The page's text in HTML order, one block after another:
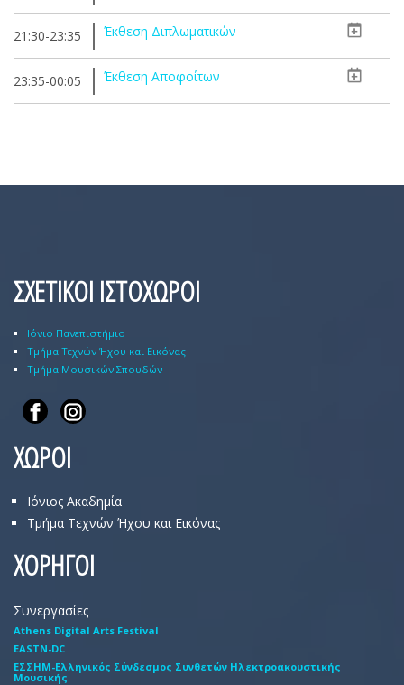
21:30-23:35 Έκθεση Διπλωματικών
23:35-00:05 Έκθεση Αποφοίτων
ΣΧΕΤΙΚΟΙ ΙΣΤΟΧΩΡΟΙ
Ιόνιο Πανεπιστήμιο
Τμήμα Τεχνών Ήχου και Εικόνας
Τμήμα Μουσικών Σπουδών
ΧΩΡΟΙ
Ιόνιος Ακαδημία
Τμήμα Τεχνών Ήχου και Εικόνας
ΧΟΡΗΓΟΙ
Συνεργασίες
Athens Digital Arts Festival
EASTN-DC
EΣΣHM-Eλληνικός Σύνδεσμος Συνθετών Hλεκτροακουστικής
Mουσικής